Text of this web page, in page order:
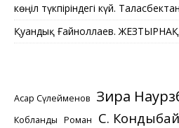
көңіл түкпіріндегі күй.
Қуандық Ғайноллаев.
Асқар Сүлейменов Зира
Кобланды Роман С. Кондыбай